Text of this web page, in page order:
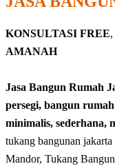
KONSULTASI FREE,
AMANAH
Jasa Bangun Rumah
persegi, bangun
minimalis, sederhana,
tukang bangunan
Mandor, Tukang